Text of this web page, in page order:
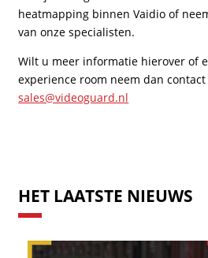
heatmapping binnen Vaidio of
van onze specialisten.
Wilt u meer informatie hierover of
experience room neem dan contact
sales@videoguard.nl
HET LAATSTE NIEUWS